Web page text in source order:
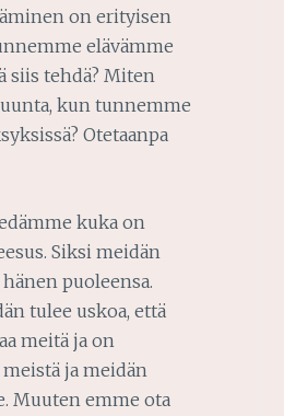
on erityisen
elävämme
siis tehdä? Miten
kun tunnemme
Otetaanpa
kuka on
Siksi meidän
puoleensa.
tulee uskoa, että
meitä ja on
ja meidän
Muuten emme ota